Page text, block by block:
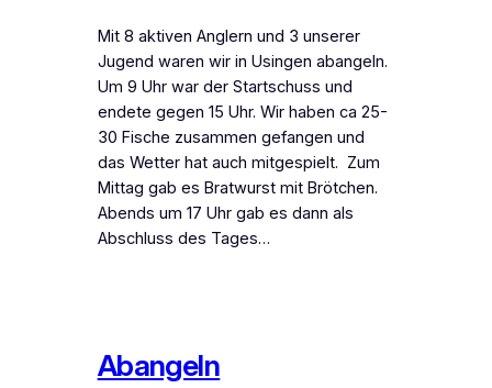
Mit 8 aktiven Anglern und 3 unserer
Jugend waren wir in Usingen abangeln.
Um 9 Uhr war der Startschuss und
endete gegen 15 Uhr. Wir haben ca 25-
30 Fische zusammen gefangen und
das Wetter hat auch mitgespielt. Zum
Mittag gab es Bratwurst mit Brötchen.
Abends um 17 Uhr gab es dann als
Abschluss des Tages…
Abangeln